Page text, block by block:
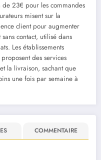
de 23€ pour les commandes
misent sur la
client pour augmenter
contact, utilisé dans
Les établissements
des services
la livraison, sachant que
une fois par semaine à
COMMENTAIRE